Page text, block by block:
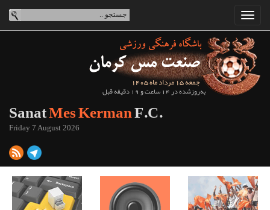
جمعه 15 مرداد ماه 1405
به‌روزشده در 14 ساعت و 19 دقیقه قبل
SanatMes KermanF.C.
Friday 7 August 2026